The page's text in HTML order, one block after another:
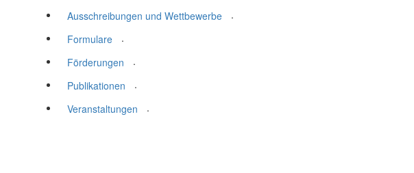
Ausschreibungen und Wettbewerbe
.
Formulare
.
Förderungen
.
Publikationen
.
Veranstaltungen
.